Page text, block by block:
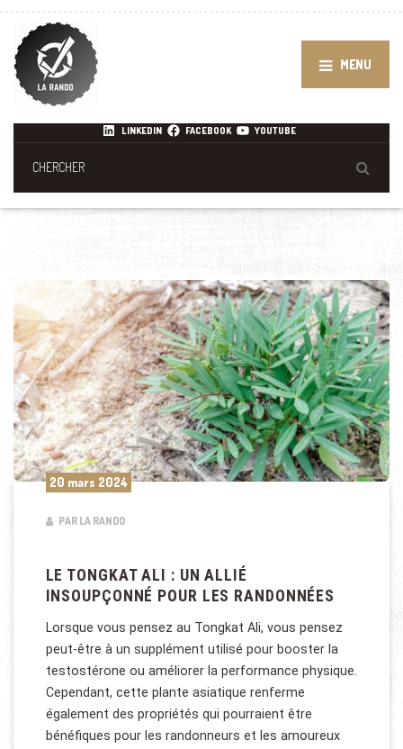
MENU
LINKEDIN FACEBOOK YOUTUBE
20 mars 2024
PAR LA RANDO
LE TONGKAT ALI : UN ALLIÉ
INSOUPÇONNÉ POUR LES RANDONNÉES
Lorsque vous pensez au Tongkat Ali, vous pensez
peut-être à un supplément utilisé pour booster la
testostérone ou améliorer la performance physique.
Cependant, cette plante asiatique renferme
également des propriétés qui pourraient être
bénéfiques pour les randonneurs et les amoureux